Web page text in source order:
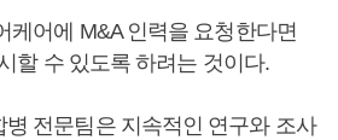
케어에 M&A 인력을 요청한다면
할 수 있도록 하려는 것이다.
전문팀은 지속적인 연구와 조사